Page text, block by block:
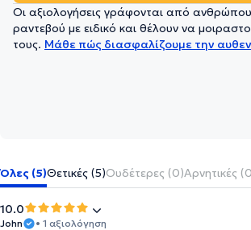
Οι αξιολογήσεις γράφονται από
ραντεβού με ειδικό και θέλουν να
τους. Μάθε πώς διασφαλίζουμε την
Όλες (5)Θετικές (5)Ουδέτερες (0)Αρνητικές
10.0
John • 1 αξιολόγηση